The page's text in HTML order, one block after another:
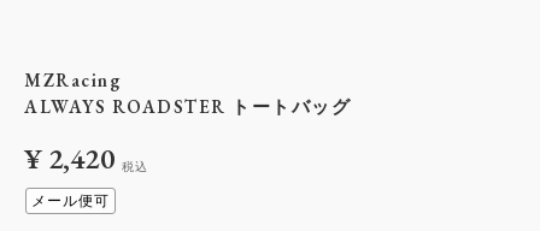
MZRacing
ALWAYS ROADSTER トートバッグ
¥2,420 税込
メール便可